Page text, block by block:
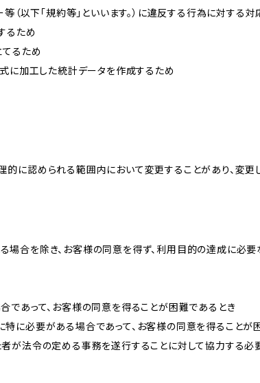
（以下「規約等」といいます。）に違反する行為に対する対
るため
てるため
式に加工した統計データを作成するため
的に認められる範囲内において変更することがあり、変
場合を除き、お客様の同意を得ず、利用目的の達成に必
であって、お客様の同意を得ることが困難であるとき
に必要がある場合であって、お客様の同意を得ることが
が法令の定める事務を遂行することに対して協力する